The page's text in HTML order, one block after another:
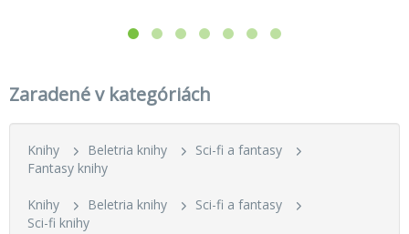
Zaradené v kategóriách
Knihy Beletria knihy
Sci-fi a fantasy
Fantasy knihy
Knihy Beletria knihy
Sci-fi a fantasy
Sci-fi knihy